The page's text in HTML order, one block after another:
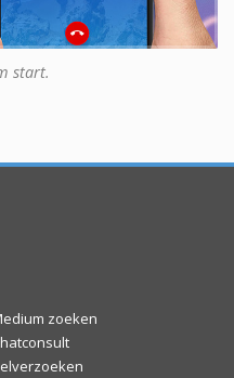
start.
zoeken